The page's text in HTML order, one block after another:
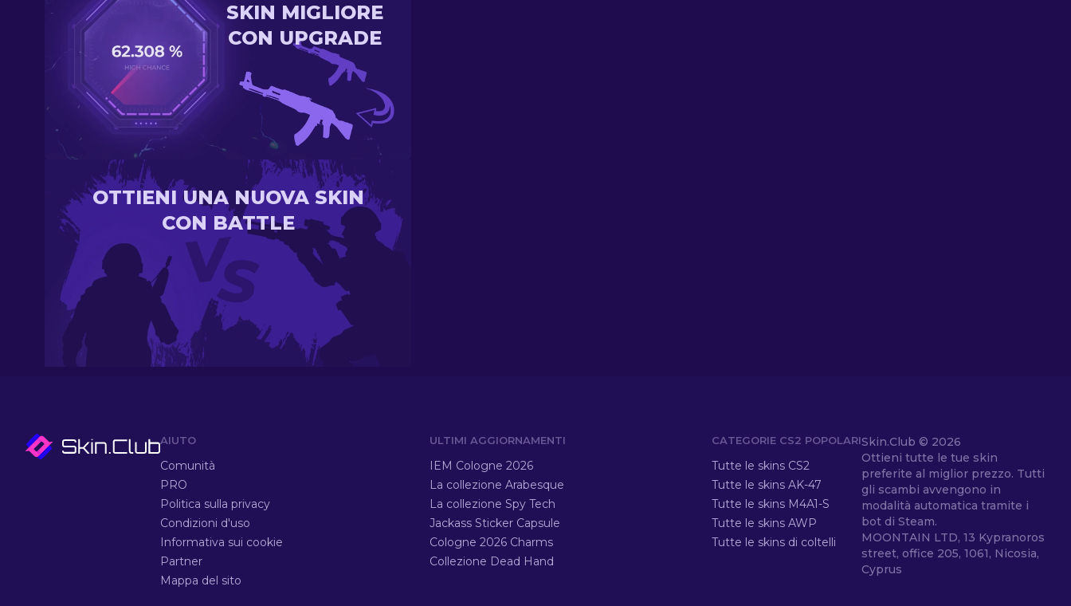
SKIN MIGLIORE
CON UPGRADE
OTTIENI UNA NUOVA SKIN
CON BATTLE
AIUTO
Comunità
PRO
Politica sulla privacy
Condizioni d'uso
Informativa sui cookie
Partner
Mappa del sito
ULTIMI AGGIORNAMENTI
IEM Cologne 2026
La collezione Arabesque
La collezione Spy Tech
Jackass Sticker Capsule
Cologne 2026 Charms
Collezione Dead Hand
CATEGORIE CS2 POPOLARI
Tutte le skins CS2
Tutte le skins AK-47
Tutte le skins M4A1-S
Tutte le skins AWP
Tutte le skins di coltelli
Skin.Club © 2026
Ottieni tutte le tue skin
preferite al miglior prezzo. Tutti
gli scambi avvengono in
modalità automatica tramite i
bot di Steam.
MOONTAIN LTD, 13 Kypranoros
street, office 205, 1061, Nicosia,
Cyprus